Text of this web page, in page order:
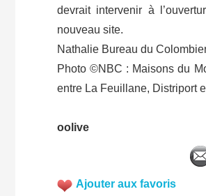
devrait intervenir à
nouveau site.
Nathalie Bureau du
Photo ©NBC : Maisons du
entre La Feuillane, Distriport
oolive
Ajouter aux favoris